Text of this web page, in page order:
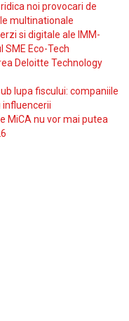
noi provocari de
multinationale
si digitale ale IMM-
Eco-Tech
Deloitte Technology
lupa fiscului: companiile
influencerii
MiCA nu vor mai putea